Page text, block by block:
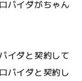
バイダがちゃん
イダと契約して
バイダと契約し